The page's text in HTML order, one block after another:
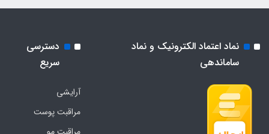
نماد اعتماد الکترونیک و نماد
ساماندهی
دسترسی
سریع
آرایشی
مراقبت پوست